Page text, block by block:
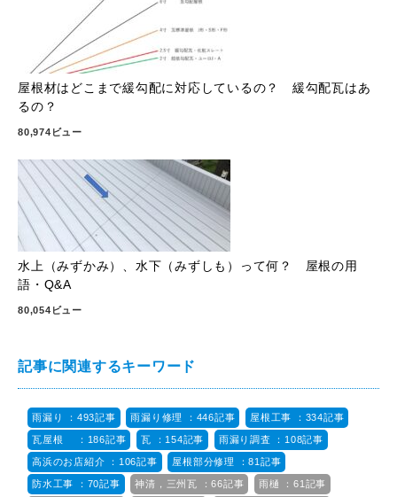
屋根材はどこまで緩勾配に対応しているの？ 緩勾配瓦はあ
るの？
80,974ビュー
水上（みずかみ）、水下（みずしも）って何？ 屋根の用
語・Q&A
80,054ビュー
記事に関連するキーワード
雨漏り ：493記事 雨漏り修理 ：446記事 屋根工事 ：334記事
瓦屋根 ：186記事 瓦 ：154記事 雨漏り調査 ：108記事
高浜のお店紹介 ：106記事 屋根部分修理 ：81記事
防水工事 ：70記事 神清，三州瓦 ：66記事 雨樋 ：61記事